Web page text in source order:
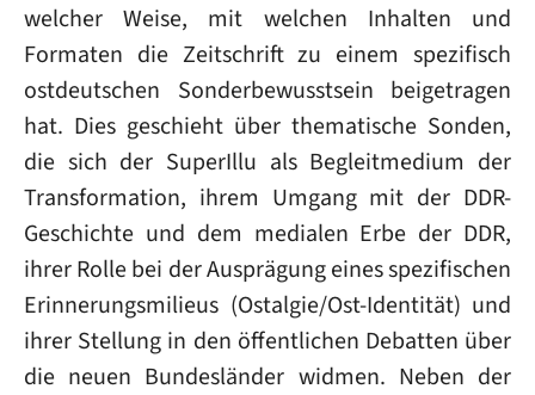
welcher Weise, mit welchen Inhalten und
Formaten die Zeitschrift zu einem spezifisch
ostdeutschen Sonderbewusstsein beigetragen
hat. Dies geschieht über thematische Sonden,
die sich der SuperIllu als Begleitmedium der
Transformation, ihrem Umgang mit der DDR-
Geschichte und dem medialen Erbe der DDR,
ihrer Rolle bei der Ausprägung eines spezifischen
Erinnerungsmilieus (Ostalgie/Ost-Identität) und
ihrer Stellung in den öffentlichen Debatten über
die neuen Bundesländer widmen. Neben der